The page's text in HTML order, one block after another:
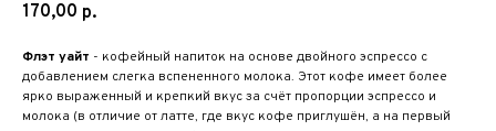
170,00 р.
Флэт уайт - кофейный напиток на основе двойного эспрессо с
добавлением слегка вспененного молока. Этот кофе имеет более
ярко выраженный и крепкий вкус за счёт пропорции эспрессо и
молока (в отличие от латте, где вкус кофе приглушён, а на первый